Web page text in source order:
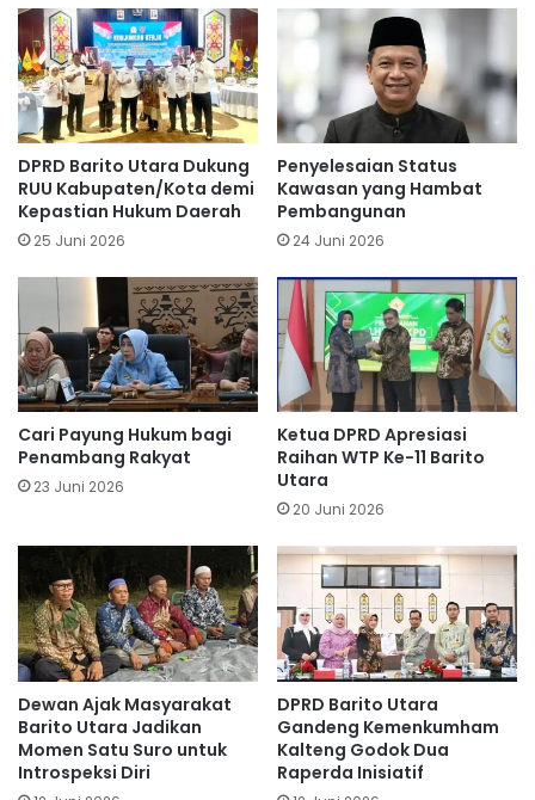
DPRD Barito Utara Dukung
RUU Kabupaten/Kota demi
Kepastian Hukum Daerah
25 Juni 2026
Penyelesaian Status
Kawasan yang Hambat
Pembangunan
24 Juni 2026
Cari Payung Hukum bagi
Penambang Rakyat
23 Juni 2026
Ketua DPRD Apresiasi
Raihan WTP Ke-11 Barito
Utara
20 Juni 2026
Dewan Ajak Masyarakat
Barito Utara Jadikan
Momen Satu Suro untuk
Introspeksi Diri
DPRD Barito Utara
Gandeng Kemenkumham
Kalteng Godok Dua
Raperda Inisiatif